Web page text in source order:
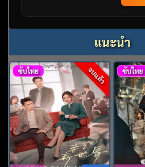
แนะนำ
จบแล้ว
ซับไทย ซับไทย